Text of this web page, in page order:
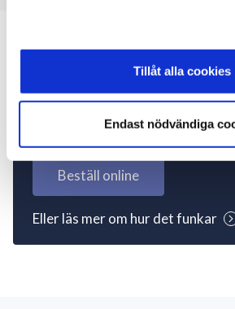
Tillåt alla cookies
Endast nödvändiga
Inte kund
igång nu!
Beställ online
Eller läs mer om hur det funkar